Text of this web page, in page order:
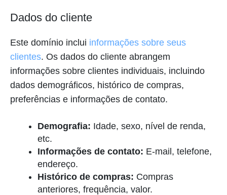
Dados do cliente
Este domínio inclui informações sobre seus
clientes. Os dados do cliente abrangem
informações sobre clientes individuais, incluindo
dados demográficos, histórico de compras,
preferências e informações de contato.
Demografia: Idade, sexo, nível de renda,
etc.
Informações de contato: E-mail, telefone,
endereço.
Histórico de compras: Compras
anteriores, frequência, valor.